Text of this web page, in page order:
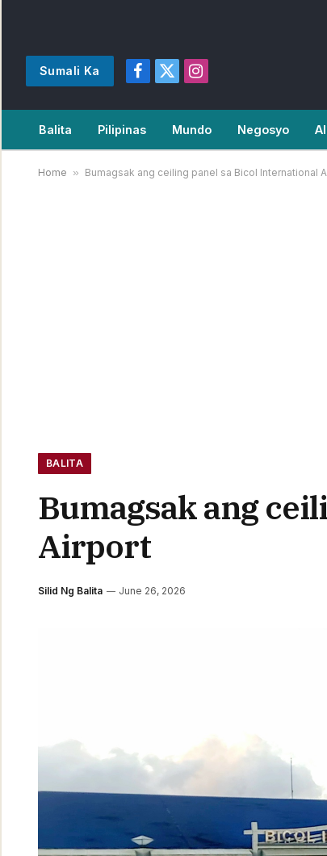
Sumali Ka
Facebook
X
Instagram
Balita Pilipinas Mundo Negosyo
Home » Bumagsak ang ceiling panel sa Bicol International
BALITA
Bumagsak ang
Airport
Silid Ng Balita June 26, 2026